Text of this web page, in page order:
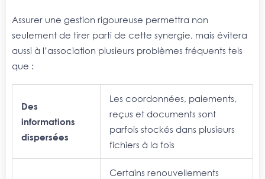
Assurer une gestion rigoureuse permettra non
seulement de tirer parti de cette synergie, mais évitera
aussi à l’association plusieurs problèmes fréquents tels
que :
Des
informations
dispersées
L es coordonnées, paiements,
reçus et documents sont
parfois stockés dans plusieurs
fichiers à la fois
Certains renouvellements